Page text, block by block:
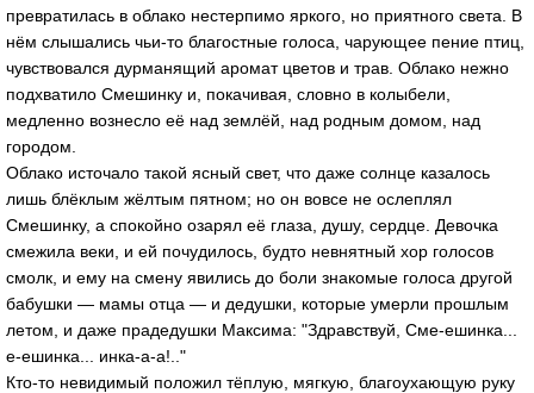
превратилась в облако нестерпимо яркого, но приятного света. В
нём слышались чьи-то благостные голоса, чарующее пение птиц,
чувствовался дурманящий аромат цветов и трав. Облако нежно
подхватило Смешинку и, покачивая, словно в колыбели,
медленно вознесло её над землёй, над родным домом, над
городом.
Облако источало такой ясный свет, что даже солнце казалось
лишь блёклым жёлтым пятном; но он вовсе не ослеплял
Смешинку, а спокойно озарял её глаза, душу, сердце. Девочка
смежила веки, и ей почудилось, будто невнятный хор голосов
смолк, и ему на смену явились до боли знакомые голоса другой
бабушки — мамы отца — и дедушки, которые умерли прошлым
летом, и даже прадедушки Максима: "Здравствуй, Сме-ешинка...
е-ешинка... инка-а-а!.."
Кто-то невидимый положил тёплую, мягкую, благоухающую руку